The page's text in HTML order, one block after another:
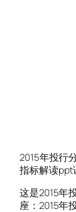
2015年投行
指标解读ppt
这是2015年
座：2015年